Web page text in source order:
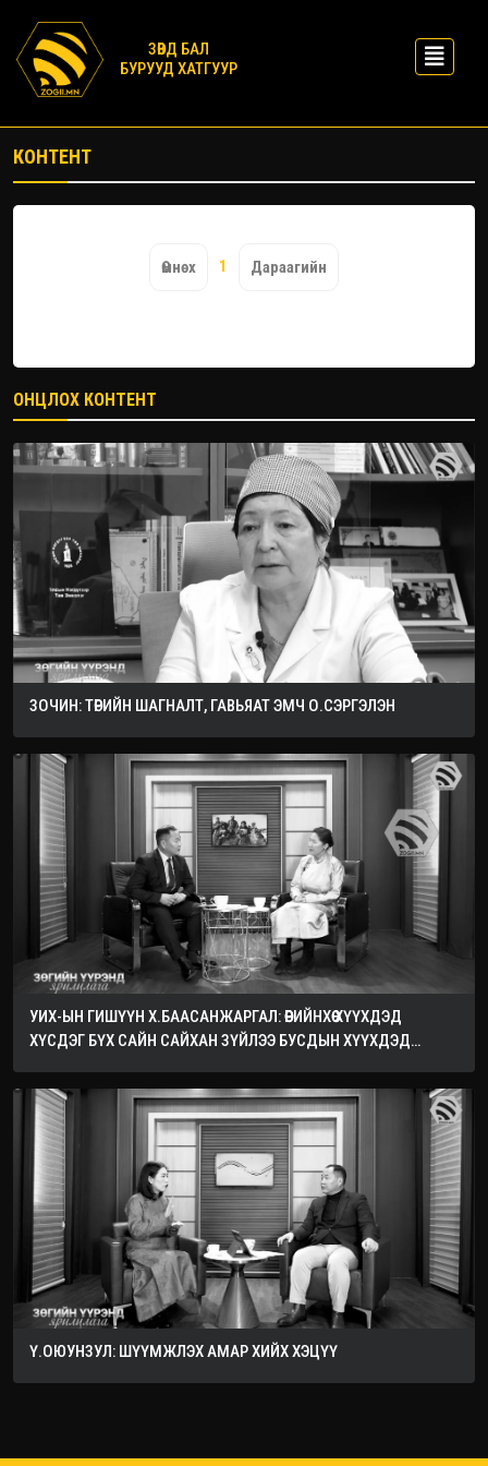
ЗӨВД БАЛ
БУРУУД ХАТГУУР
КОНТЕНТ
Өмнөх 1 Дараагийн
ОНЦЛОХ КОНТЕНТ
ЗОЧИН: ТӨРИЙН ШАГНАЛТ, ГАВЬЯАТ ЭМЧ О.СЭРГЭЛЭН
УИХ-ЫН ГИШҮҮН Х.БААСАНЖАРГАЛ: ӨӨРИЙНХӨӨ ХҮҮХДЭД
ХҮСДЭГ БҮХ САЙН САЙХАН ЗҮЙЛЭЭ БУСДЫН ХҮҮХДЭД
Ү.ОЮУНЗУЛ: ШҮҮМЖЛЭХ АМАР ХИЙХ ХЭЦҮҮ